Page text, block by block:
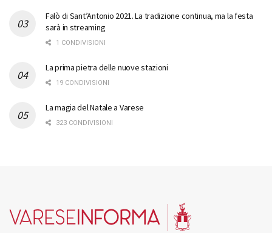
Falò di Sant’Antonio 2021. La tradizione continua, ma la festa
sarà in streaming
1 CONDIVISIONI
La prima pietra delle nuove stazioni
19 CONDIVISIONI
La magia del Natale a Varese
323 CONDIVISIONI